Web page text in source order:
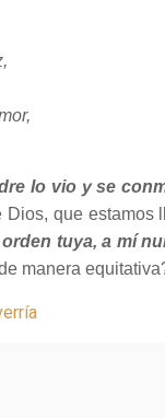
lo vio y se
que
tuya, a mí
manera